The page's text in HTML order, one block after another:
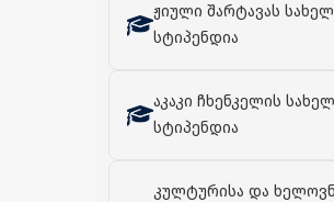
ჟიული შარტავას
სტიპენდია
აკაკი ჩხენკელის
სტიპენდია
კულტურისა და